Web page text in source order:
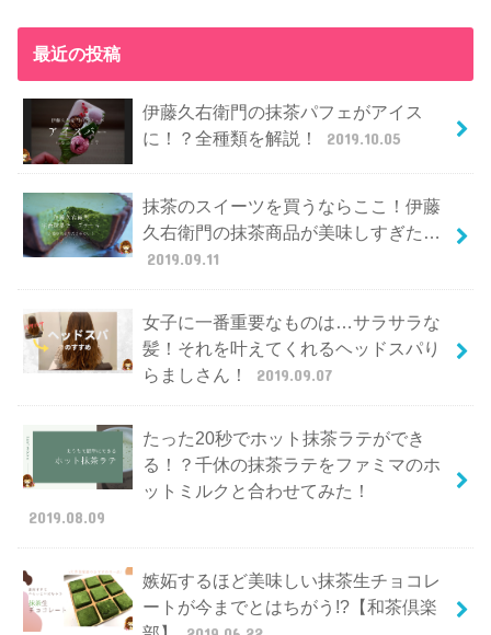
最近の投稿
伊藤久右衛門の抹茶パフェがアイス
に！？全種類を解説！
2019.10.05
抹茶のスイーツを買うならここ！伊藤
久右衛門の抹茶商品が美味しすぎた…
2019.09.11
女子に一番重要なものは…サラサラな
髪！それを叶えてくれるヘッドスパり
らましさん！
2019.09.07
たった20秒でホット抹茶ラテができ
る！？千休の抹茶ラテをファミマのホ
ットミルクと合わせてみた！
2019.08.09
嫉妬するほど美味しい抹茶生チョコレ
ートが今までとはちがう!?【和茶倶楽